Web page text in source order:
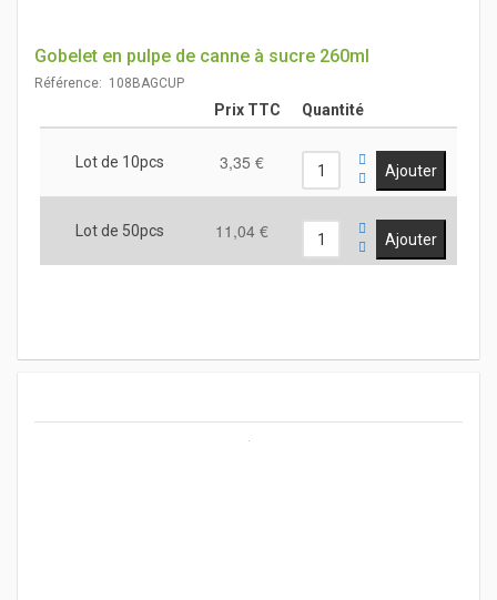
Gobelet en pulpe de canne à sucre 260ml
Référence: 108BAGCUP
Prix TTC Quantité
Lot de 10pcs 3,35 €
Lot de 50pcs 11,04 €